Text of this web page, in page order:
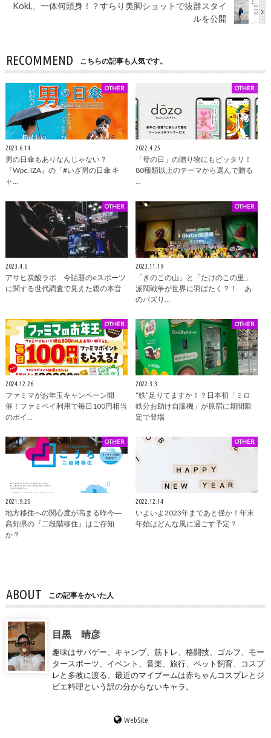
Koki,、一体何頭身！？すらり美脚ショットで抜群スタイ
ルを公開
RECOMMEND こちらの記事も人気です。
OTHER
2023.6.14
男の日傘もありなんじゃない？
『Wpc. IZA』の「#いざ男の日傘 キ
ャ…
OTHER
2022.4.25
「母の日」の贈り物にもピッタリ！
80種類以上のテーマから選んで贈る
…
OTHER
2023.4.6
アサヒ炭酸ラボ 今話題のeスポーツ
に関する世代調査で見えた親の本音
OTHER
2023.11.19
「きのこの山」と「たけのこの里」
派閥戦争が世界に羽ばたく？！ あ
のバズり…
OTHER
2024.12.26
ファミマがお年玉キャンペーン開
催！ファミペイ利用で毎日100円相当
のポイ…
OTHER
2022.3.3
“鉄”足りてますか！？日本初「ミロ
鉄分お助け自販機」が原宿に期間限
定で登場
OTHER
2021.9.20
地方移住への関心度が高まる昨今―
高知県の『二段階移住』はご存知
か？
OTHER
2022.12.14
いよいよ2023年まであと僅か！年末
年始はどんな風に過ごす予定？
ABOUT この記事をかいた人
目黒 晴彦
趣味はサバゲー、キャンプ、筋トレ、格闘技、ゴルフ、モー
タースポーツ、イベント、音楽、旅行、ペット飼育、コスプ
レと多岐に渡る。最近のマイブームは赤ちゃんコスプレとジ
ビエ料理という訳の分からないキャラ。
WebSite